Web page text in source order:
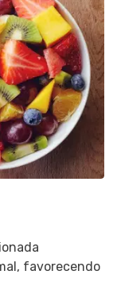
favorecendo